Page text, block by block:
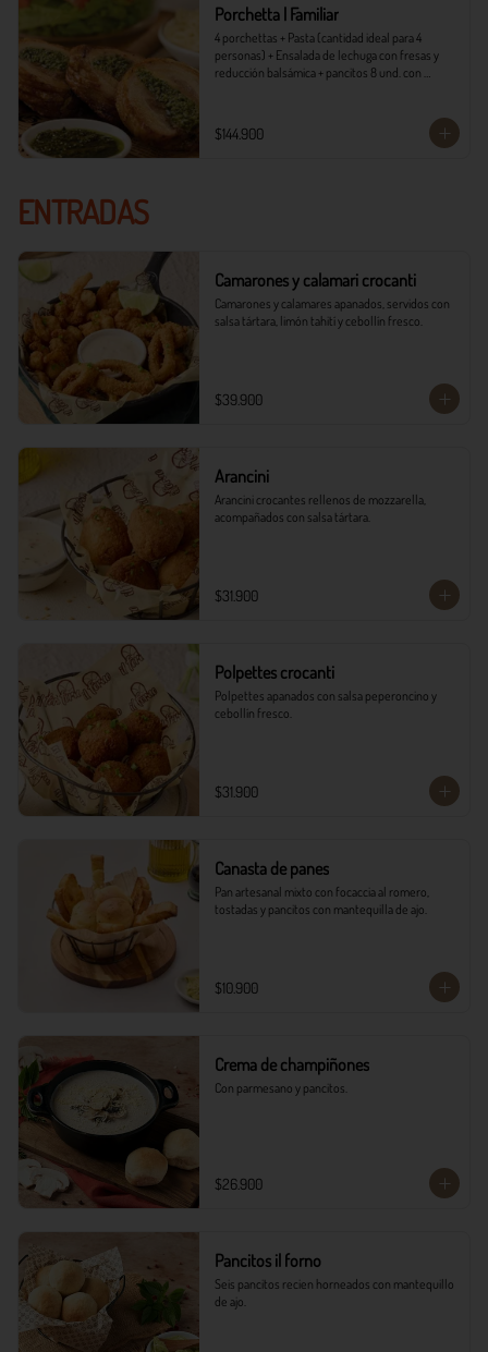
Porchetta | Familiar
4 porchettas + Pasta (cantidad ideal para 4
personas) + Ensalada de lechuga con fresas y
reducción balsámica + pancitos 8 und. con
$144.900
ENTRADAS
Camarones y calamari crocanti
Camarones y calamares apanados, servidos con
salsa tártara, limón tahití y cebollín fresco.
$39.900
Arancini
Arancini crocantes rellenos de mozzarella,
acompañados con salsa tártara.
$31.900
Polpettes crocanti
Polpettes apanados con salsa peperoncino y
cebollín fresco.
$31.900
Canasta de panes
Pan artesanal mixto con focaccia al romero,
tostadas y pancitos con mantequilla de ajo.
$10.900
Crema de champiñones
Con parmesano y pancitos.
$26.900
Pancitos il forno
Seis pancitos recien horneados con mantequillo
de ajo.